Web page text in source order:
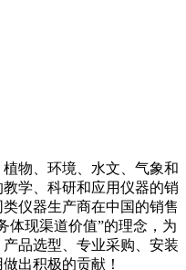
物、环境、水文、气象和
学、科研和应用仪器的销
仪器生产商在中国的销售
体现渠道价值”的理念，为
品选型、专业采购、安装
出积极的贡献！